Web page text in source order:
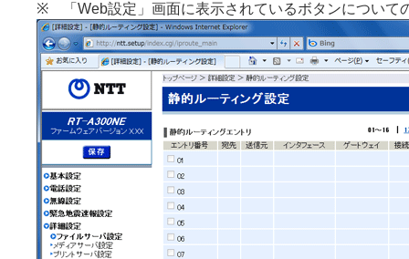
※ 「Web設定」画面に表示されているボタンについて